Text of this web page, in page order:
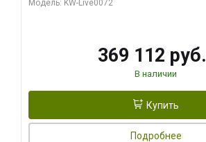
Модель: KW-Live0072
369 112 руб.
В наличии
Купить
Подробнее